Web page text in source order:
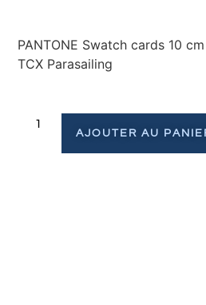
PANTONE Swatch cards 10
TCX Parasailing
AJOUTER AU